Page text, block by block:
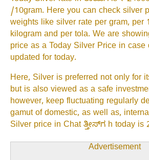
/10gram. Here you can check silver
weights like silver rate per gram, per
kilogram and per tola. We are
price as a Today Silver Price in case
updated for today.
Here, Silver is preferred not only for
but is also viewed as a safe
however, keep fluctuating regularly
gamut of domestic, as well as,
Silver price in Chat ತ್ತೀಸ್‌ಗ h today is
Advertisement